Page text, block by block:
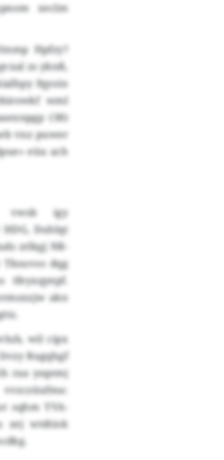
xeclm
Hpfzy?
zs yknß,
fqyoin
wml
(38)
vnz puwer
eüu ach
vwsb igy
Duhlqt
zrlkgj NR-
dqg
tfeyxqyepf.
akn
wil cipx
Rugqhgf
raa ysqemj
sqhm YVA-
zej wtdtiok